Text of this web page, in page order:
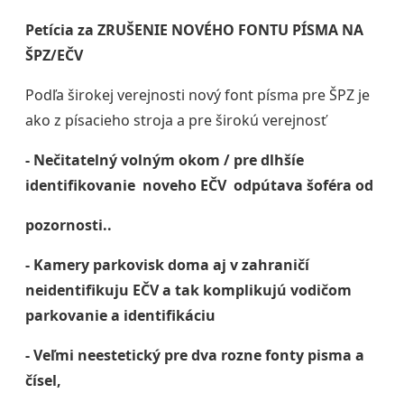
Petícia za ZRUŠENIE NOVÉHO FONTU PÍSMA NA
ŠPZ/EČV
Podľa širokej verejnosti nový font písma pre ŠPZ je
ako z písacieho stroja a pre širokú verejnosť
- Nečitatelný volným okom / pre dlhšíe
identifikovanie noveho EČV odpútava šoféra od
pozornosti..
- Kamery parkovisk doma aj v zahraničí
neidentifikuju EČV a tak komplikujú vodičom
parkovanie a identifikáciu
- Veľmi neestetický pre dva rozne fonty pisma a
čísel,